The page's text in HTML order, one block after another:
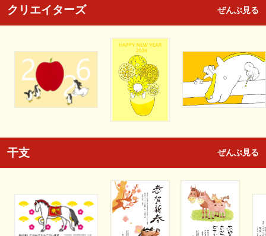
クリエイターズ ぜんぶ見る
干支 ぜんぶ見る